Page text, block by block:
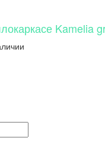
Kamelia